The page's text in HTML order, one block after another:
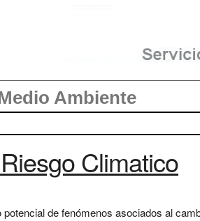
Ambiente
Climatico
de fenómenos asociados al